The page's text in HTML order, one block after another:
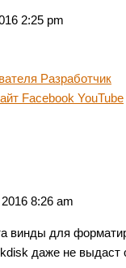
2:25 pm
Разработчик
Facebook YouTube
8:26 am
винды для
даже не